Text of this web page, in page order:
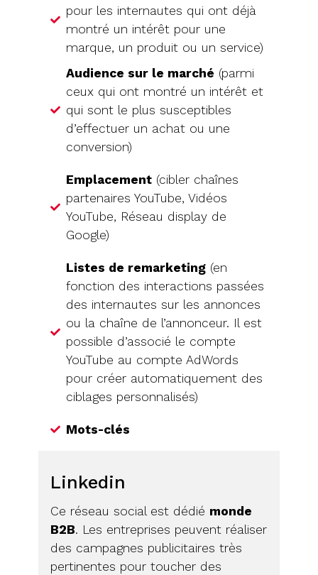
pour les internautes qui ont déjà
montré un intérêt pour une
marque, un produit ou un service)
Audience sur le marché (parmi
ceux qui ont montré un intérêt et
qui sont le plus susceptibles
d’effectuer un achat ou une
conversion)
Emplacement (cibler chaînes
partenaires YouTube, Vidéos
YouTube, Réseau display de
Google)
Listes de remarketing (en
fonction des interactions passées
des internautes sur les annonces
ou la chaîne de l’annonceur. Il est
possible d’associé le compte
YouTube au compte AdWords
pour créer automatiquement des
ciblages personnalisés)
Mots-clés
Linkedin
Ce réseau social est dédié monde
B2B. Les entreprises peuvent réaliser
des campagnes publicitaires très
pertinentes pour toucher des